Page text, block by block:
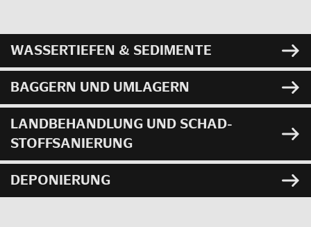
WAS­SER­TIE­FEN & SE­DI­MEN­TE
BAG­GERN UND UM­LA­GERN
LAND­BE­HAND­LUNG UND SCHAD­
STOFF­SA­NIE­RUNG
DE­PO­NIE­RUNG